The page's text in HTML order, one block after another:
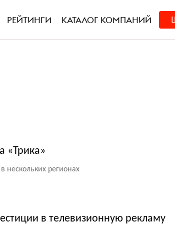
РЕЙТИНГИ КАТАЛОГ КОМПАНИЙ
«Трика»
нескольких регионах
в телевизионную рекламу